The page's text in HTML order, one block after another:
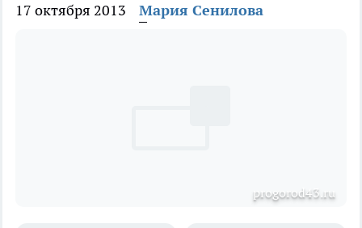
17 октября 2013 Мария Сенилова
progorod43.ru